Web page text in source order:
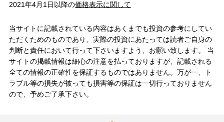
2021年4月1日以降の価格表示に関して
当サイトに記載されている内容はあくまでも投資の参考にしてい
ただくためのものであり、実際の投資にあたっては読者ご自身の
判断と責任において行って下さいますよう、お願い致します。 当
サイトの掲載情報は細心の注意を払っておりますが、記載される
全ての情報の正確性を保証するものではありません。万が一、ト
ラブル等の損失が被っても損害等の保証は一切行っておりません
ので、予めご了承下さい。